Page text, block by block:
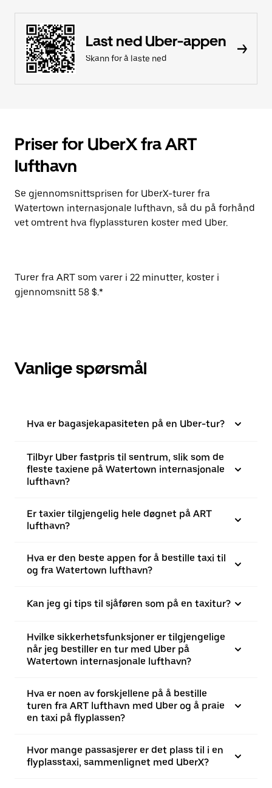
Last ned Uber-appen
Skann for å laste ned
Priser for UberX fra ART
lufthavn
Se gjennomsnittsprisen for UberX-turer fra
Watertown internasjonale lufthavn, så du på forhånd
vet omtrent hva flyplassturen koster med Uber.
Turer fra ART som varer i 22 minutter, koster i
gjennomsnitt 58 $.*
Vanlige spørsmål
Hva er bagasjekapasiteten på en Uber-tur?
Tilbyr Uber fastpris til sentrum, slik som de
fleste taxiene på Watertown internasjonale
lufthavn?
Er taxier tilgjengelig hele døgnet på ART
lufthavn?
Hva er den beste appen for å bestille taxi til
og fra Watertown lufthavn?
Kan jeg gi tips til sjåføren som på en taxitur?
Hvilke sikkerhetsfunksjoner er tilgjengelige
når jeg bestiller en tur med Uber på
Watertown internasjonale lufthavn?
Hva er noen av forskjellene på å bestille
turen fra ART lufthavn med Uber og å praie
en taxi på flyplassen?
Hvor mange passasjerer er det plass til i en
flyplasstaxi, sammenlignet med UberX?